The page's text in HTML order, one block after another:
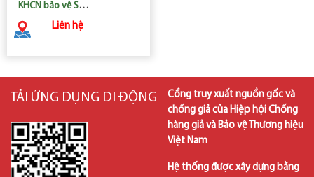
KHCN bảo vệ Sức
khoẻ cộng đồng
Liên hệ
TẢI ỨNG DỤNG DI ĐỘNG
Cổng truy xuất nguồn gốc và
chống giả của Hiệp hội Chống
hàng giả và Bảo vệ Thương hiệu
Việt Nam
Hệ thống được xây dựng bằng